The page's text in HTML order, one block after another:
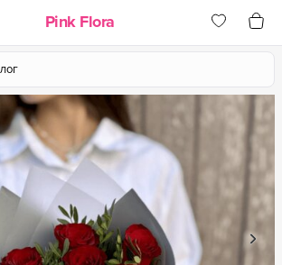
Pink Flora